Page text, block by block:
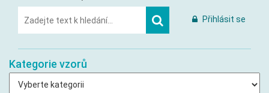
Přihlásit se
Kategorie vzorů